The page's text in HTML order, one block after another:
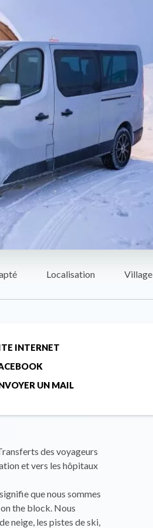
Localisation Village
INTERNET
UN MAIL
des voyageurs
et vers les hôpitaux
que nous sommes
the block. Nous
neige, les pistes de ski,